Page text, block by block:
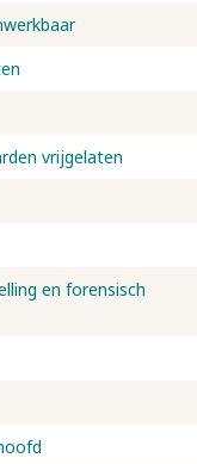
vrijgelaten
en forensisch